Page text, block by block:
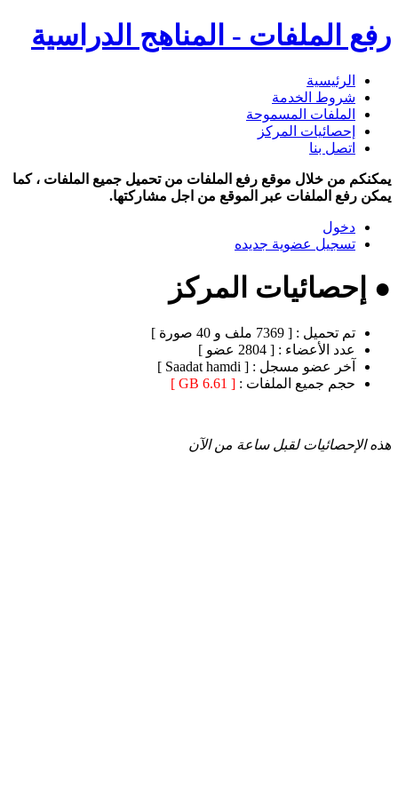
رفع الملفات - المناهج الدراسية
الرئيسية
شروط الخدمة
الملفات المسموحة
إحصائيات المركز
اتصل بنا
يمكنكم من خلال موقع رفع الملفات من تحميل جميع الملفات ، كما
يمكن رفع الملفات عبر الموقع من اجل مشاركتها.
دخول
تسجيل عضوية جديده
● إحصائيات المركز
تم تحميل : [ 7369 ملف و 40 صورة ]
عدد الأعضاء : [ 2804 عضو ]
آخر عضو مسجل : [ Saadat hamdi ]
حجم جميع الملفات : [ 6.61 GB ]
هذه الإحصائيات لقبل ساعة من الآن